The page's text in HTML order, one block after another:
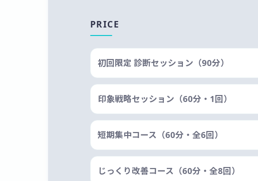
PRICE
初回限定 診断セッション（90分）
印象戦略セッション（60分・1回）
短期集中コース（60分・全6回）
じっくり改善コース（60分・全8回）